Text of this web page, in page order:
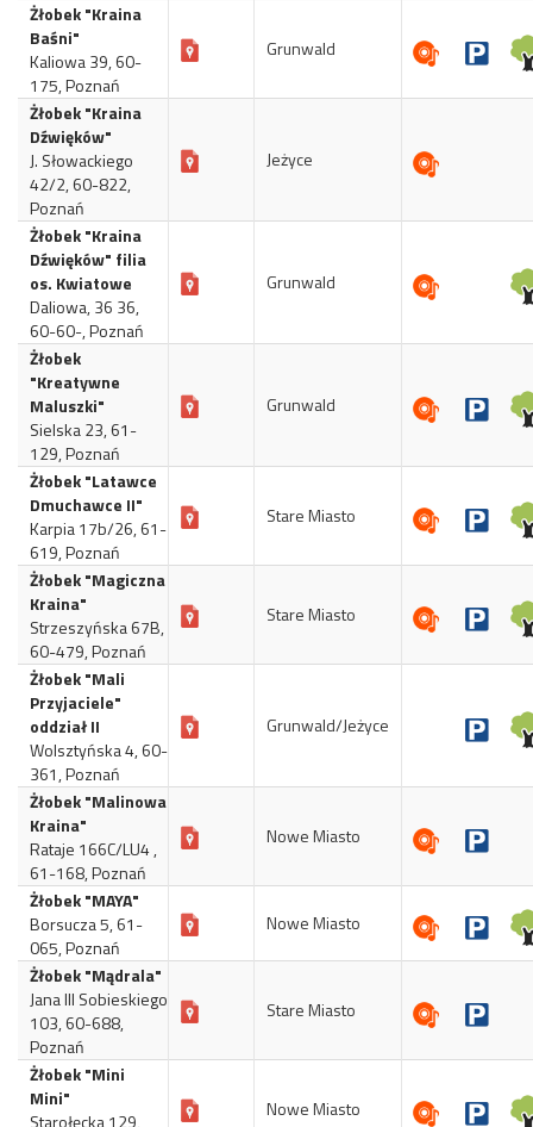
Żłobek "Kraina
Baśni"
Kaliowa 39, 60-
175, Poznań
Grunwald
Żłobek "Kraina
Dźwięków"
J. Słowackiego
42/2, 60-822,
Poznań
Jeżyce
Żłobek "Kraina
Dźwięków" filia
os. Kwiatowe
Daliowa, 36 36,
60-60-, Poznań
Grunwald
Żłobek
"Kreatywne
Maluszki"
Sielska 23, 61-
129, Poznań
Grunwald
Żłobek "Latawce
Dmuchawce II"
Karpia 17b/26, 61-
619, Poznań
Stare Miasto
Żłobek "Magiczna
Kraina"
Strzeszyńska 67B,
60-479, Poznań
Stare Miasto
Żłobek "Mali
Przyjaciele"
oddział II
Wolsztyńska 4, 60-
361, Poznań
Grunwald/Jeżyce
Żłobek "Malinowa
Kraina"
Rataje 166C/LU4 ,
61-168, Poznań
Nowe Miasto
Żłobek "MAYA"
Borsucza 5, 61-
065, Poznań
Nowe Miasto
Żłobek "Mądrala"
Jana III Sobieskiego
103, 60-688,
Poznań
Stare Miasto
Żłobek "Mini
Mini"
Starołęcka 129,
Nowe Miasto